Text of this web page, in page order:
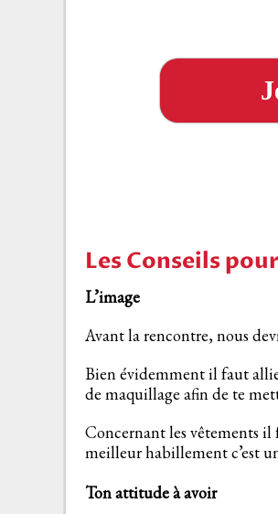
Les Conseils
L’image
Avant la rencontre, nous
Bien évidemment il faut
de maquillage afin de te
Concernant les vêtements il
meilleur habillement c’est
Ton attitude à avoir